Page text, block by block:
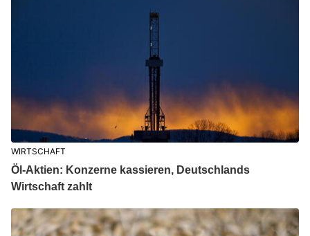
WIRTSCHAFT
Öl-Aktien: Konzerne kassieren, Deutschlands
Wirtschaft zahlt